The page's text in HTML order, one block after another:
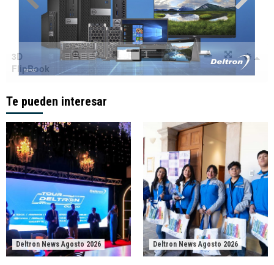
Te pueden interesar
Deltron News Agosto 2026 Deltron News Agosto 2026